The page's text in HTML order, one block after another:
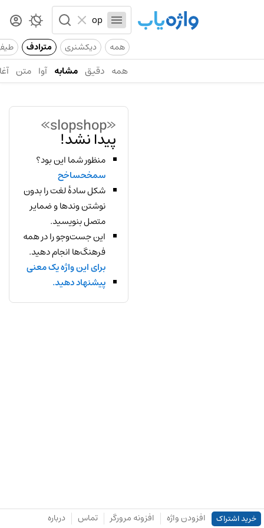
همه دیکشنری مترادف
همه دقیق مشابه آوا متن
«slopshop»
پیدا نشد!
منظور شما این بود؟
سمخحساخح
شکل سادهٔ لغت را بدون
نوشتن وندها و ضمایر
متصل بنویسید.
این جست‌وجو را در همه
فرهنگ‌ها انجام دهید.
برای این واژه یک معنی
پیشنهاد دهید.
خرید اشتراک افزودن واژه افزونه مرورگر تماس درباره